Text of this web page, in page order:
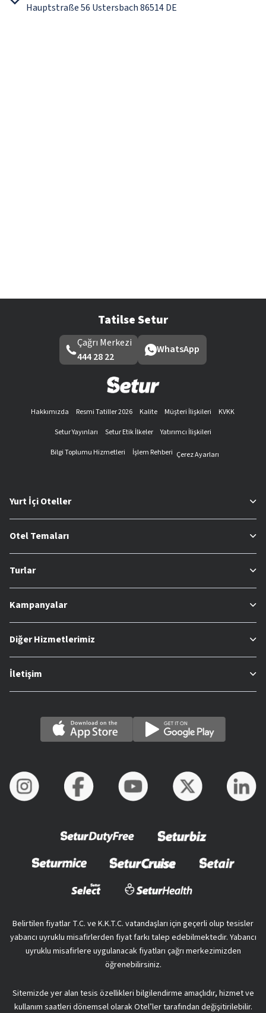
Hauptstraße 56 Ustersbach 86514 DE
Tatilse Setur
Çağrı Merkezi
444 28 22
WhatsApp
Hakkımızda Resmi Tatiller 2026 Kalite Müşteri İlişkileri
KVKK
Setur Yayınları
Setur Etik İlkeler
Yatırımcı İlişkileri
Bilgi Toplumu Hizmetleri
İşlem Rehberi Çerez Ayarları
Yurt İçi Oteller
Otel Temaları
Turlar
Kampanyalar
Diğer Hizmetlerimiz
İletişim
Belirtilen fiyatlar T.C. ve K.K.T.C. vatandaşları için geçerli olup tesisler
yabancı uyruklu misafirlerden fiyat farkı talep edebilmektedir. Yabancı
uyruklu misafirlere uygulanacak fiyatları çağrı merkezimizden
öğrenebilirsiniz.
Sitemizde yer alan tesis özellikleri bilgilendirme amaçlıdır, hizmet ve
kullanım saatleri dönemsel olarak Otel’ler tarafından değişitirilebilir.